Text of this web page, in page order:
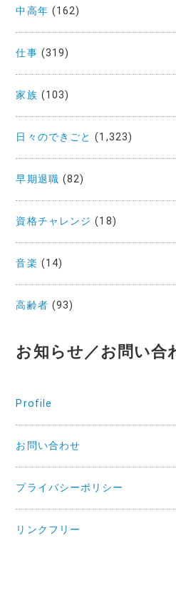
中高年 (162)
仕事 (319)
家族 (103)
日々のできごと (1,323)
早期退職 (82)
資格チャレンジ (18)
音楽 (14)
高齢者 (93)
お知らせ／お問い合
Profile
お問い合わせ
プライバシーポリシー
リンクフリー